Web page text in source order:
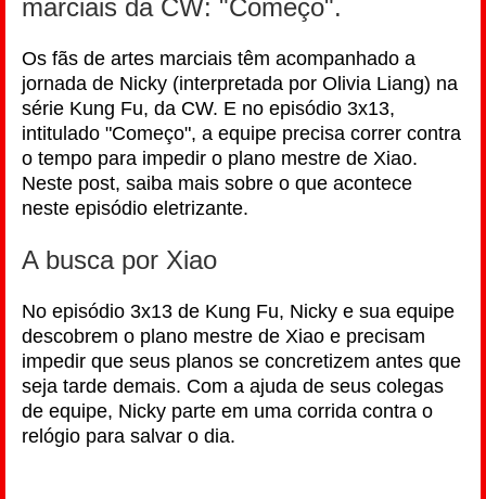
marciais da CW: "Começo".
Os fãs de artes marciais têm acompanhado a
jornada de Nicky (interpretada por Olivia Liang) na
série Kung Fu, da CW. E no episódio 3x13,
intitulado "Começo", a equipe precisa correr contra
o tempo para impedir o plano mestre de Xiao.
Neste post, saiba mais sobre o que acontece
neste episódio eletrizante.
A busca por Xiao
No episódio 3x13 de Kung Fu, Nicky e sua equipe
descobrem o plano mestre de Xiao e precisam
impedir que seus planos se concretizem antes que
seja tarde demais. Com a ajuda de seus colegas
de equipe, Nicky parte em uma corrida contra o
relógio para salvar o dia.